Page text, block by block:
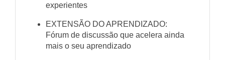
experientes
EXTENSÃO DO APRENDIZADO:
Fórum de discussão que acelera ainda
mais o seu aprendizado